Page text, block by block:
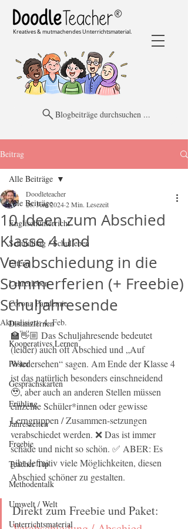
Kreatives & mutmachendes Unterrichtsmaterial.
Blogbeiträge durchsuchen ...
Beitrag
Alle Beiträge
Englischunterricht
Schulalltag / Schulleben
Eltern
Lehrerleben
Corona Pandemie
Distanzlernen
Kooperatives Lernen
Poster
Gesprächskarten
Frühling
Jahreszeiten
Freebie
Teacher Tip
Methodentalk
Umwelt / Welt
Unterrichtsmaterial
Alle Beiträge
10 Ideen zum Abschied
Klasse 4 und
Verabschiedung in die
Sommerferien (+ Freebie)
Schuljahresende
Doodleteacher
26. Juni 20242 Min. Lesezeit
Aktualisiert:4. Feb.
🏫👋🏼 Das Schuljahresende bedeutet
(leider) auch oft Abschied und „Auf
Wiedersehen“ sagen. Am Ende der Klasse 4
ist das natürlich besonders einschneidend
🥹, aber auch an anderen Stellen müssen
einzelne Schüler*innen oder gewisse
Lerngruppen / Zusammen-setzungen
verabschiedet werden. ❌ Das ist immer
schade und nicht so schön. ✅ ABER: Es
gibt definitiv viele Möglichkeiten, diesen
Abschied schöner zu gestalten.
Direkt zum Freebie und Paket: